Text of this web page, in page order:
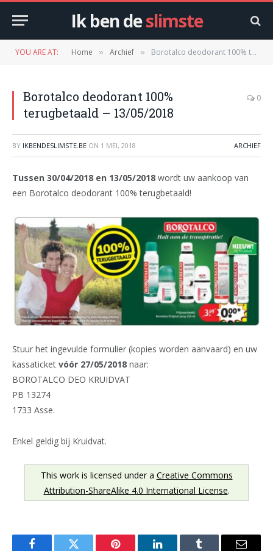
Ik ben deslimste
YOU ARE AT: Home » Archief » Borotalco deodorant 100% terugbetaald – 13/05/2018
Borotalco deodorant 100%
terugbetaald – 13/05/2018
0
BY IKBENDESLIMSTE.BE ON 1 MEI, 2018 ARCHIEF
Tussen 30/04/2018 en 13/05/2018 wordt uw aankoop van
een Borotalco deodorant 100% terugbetaald!
Stuur het ingevulde formulier (kopies worden aanvaard) en uw
kassaticket vóór 27/05/2018 naar:
BOROTALCO DEO KRUIDVAT
PB 13274
1733 Asse.
Enkel geldig bij Kruidvat.
This work is licensed under a Creative Commons
Attribution-ShareAlike 4.0 International License.